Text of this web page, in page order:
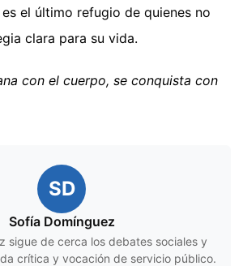
el último refugio de quienes no
clara para su vida.
con el cuerpo, se conquista con
SD
Sofía Domínguez
sigue de cerca los debates sociales y
crítica y vocación de servicio público.